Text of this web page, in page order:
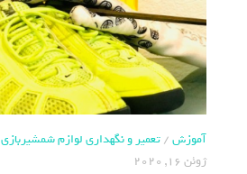
آموزش/تعمیر و نگهداری لوازم شمشیربازی/
ژوئن 16, 2020